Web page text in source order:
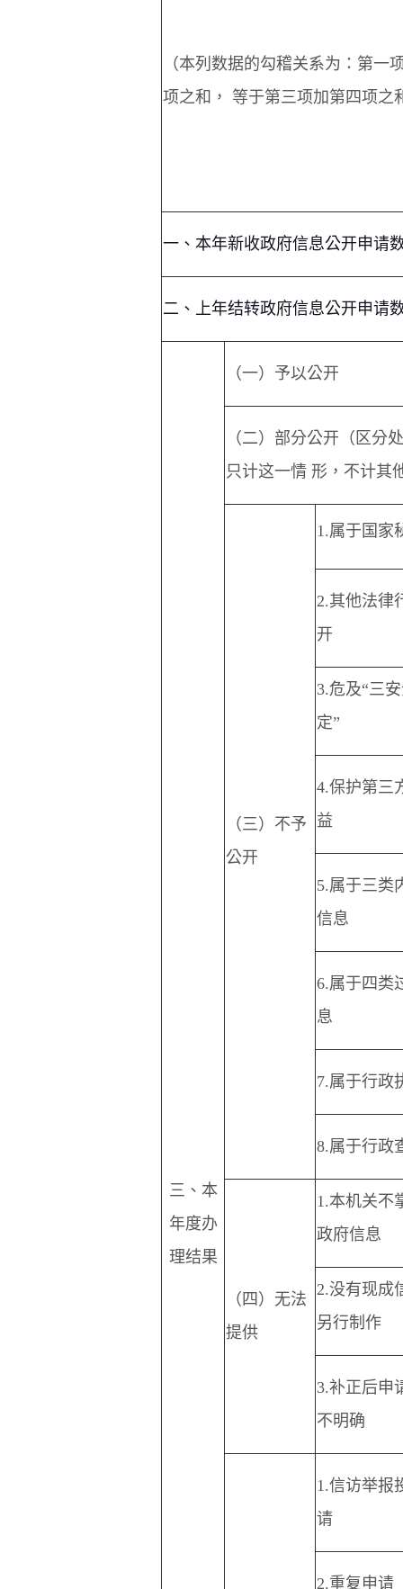
（本列数据的勾稽关系为：第一
项之和， 等于第三项加第四项之
一、本年新收政府信息公开申请
二、上年结转政府信息公开申请
三、本
年度办
理结果
（一）予以公开
（二）部分公开（区分
只计这一情 形，不计其
（三）不予
公开
1.属于国家
2.其他法律
开
3.危及“三
定”
4.保护第三
益
5.属于三类
信息
6.属于四类
息
7.属于行政
8.属于行政
（四）无法
提供
1.本机关不
政府信息
2.没有现成
另行制作
3.补正后申
不明确
1.信访举报
请
2.重复申请